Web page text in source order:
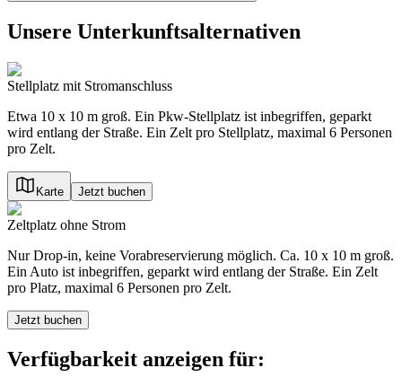
Unsere Unterkunftsalternativen
Stellplatz mit Stromanschluss
Etwa 10 x 10 m groß. Ein Pkw-Stellplatz ist inbegriffen, geparkt
wird entlang der Straße. Ein Zelt pro Stellplatz, maximal 6 Personen
pro Zelt.
Karte Jetzt buchen
Zeltplatz ohne Strom
Nur Drop-in, keine Vorabreservierung möglich. Ca. 10 x 10 m groß.
Ein Auto ist inbegriffen, geparkt wird entlang der Straße. Ein Zelt
pro Platz, maximal 6 Personen pro Zelt.
Jetzt buchen
Verfügbarkeit anzeigen für: